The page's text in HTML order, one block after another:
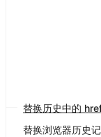
替换历史中的
替换浏览器历史